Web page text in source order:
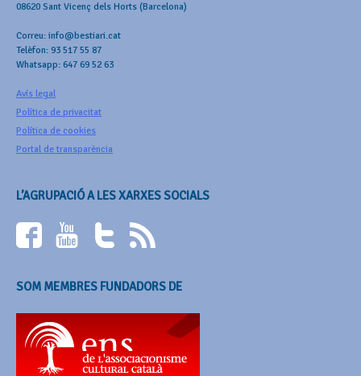
08620 Sant Vicenç dels Horts (Barcelona)
Correu: info@bestiari.cat
Telèfon: 93 517 55 87
Whatsapp: 647 69 52 63
Avís legal
Política de privacitat
Política de cookies
Portal de transparència
L’AGRUPACIÓ A LES XARXES SOCIALS
SOM MEMBRES FUNDADORS DE